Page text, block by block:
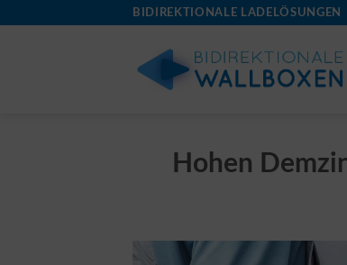
BIDIREKTIONALE LADELÖSUNGEN
Hohen